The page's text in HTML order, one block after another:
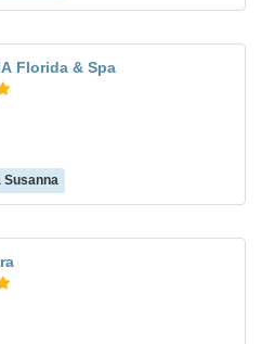
Florida & Spa
Susanna